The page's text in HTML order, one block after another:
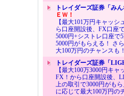
トレイダーズ証券「みん
ＥＷ！
【最大101万円キャッ
ら口座開設後、FX口座
5000円+シストレ口座で
5000円がもらえる！ さ
大100万円のチャンスも！
トレイダーズ証券「
【最大100万3000円キ
FX！から口座開設後、
上の取引で3000円がも
に応じて最大100万円の